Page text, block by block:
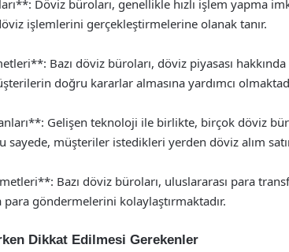
Döviz büroları, genellikle hızlı işlem yapma
işlemlerini gerçekleştirmelerine olanak tanır.
Bazı döviz büroları, döviz piyasası
doğru kararlar almasına yardımcı
Gelişen teknoloji ile birlikte, birçok döviz
sayede, müşteriler istedikleri yerden döviz alım
Bazı döviz büroları, uluslararası para
para göndermelerini kolaylaştırmaktadır.
Dikkat Edilmesi Gerekenler